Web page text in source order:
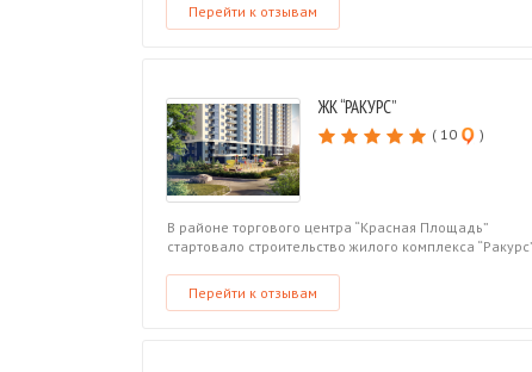
Перейти к отзывам
ЖК “РАКУРС”
( 10 )
В районе торгового центра “Красная Площадь”
стартовало строительство жилого комплекса
Перейти к отзывам